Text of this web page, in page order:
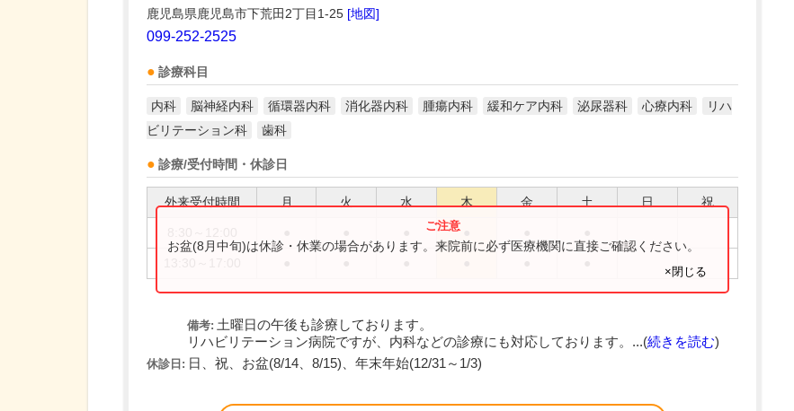
鹿児島県鹿児島市下荒田2丁目1-25 [地図]
099-252-2525
診療科目
内科 脳神経内科 循環器内科 消化器内科 腫瘍内科 緩和ケア内科 泌尿器科 心療内科
リハ
ビリテーション科
歯科
診療/受付時間・休診日
外来受付時間 月 火 水 木 金 土 日 祝
お盆(8月中旬)は休診・休業の場合があります。来院前に必ず医療機関に直接ご確認ください。
×閉じる
備考: 土曜日の午後も診療しております。
リハビリテーション病院ですが、内科などの診療にも対応しております。...(続きを読む)
休診日: 日、祝、お盆(8/14、8/15)、年末年始(12/31～1/3)